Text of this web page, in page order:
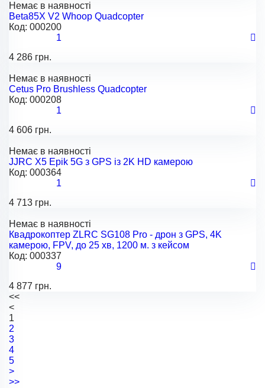
Немає в наявності
Beta85X V2 Whoop Quadcopter
Код: 000200
1
4 286 грн.
Немає в наявності
Cetus Pro Brushless Quadcopter
Код: 000208
1
4 606 грн.
Немає в наявності
JJRC X5 Epik 5G з GPS із 2K HD камерою
Код: 000364
1
4 713 грн.
Немає в наявності
Квадрокоптер ZLRC SG108 Pro - дрон з GPS, 4K
камерою, FPV, до 25 хв, 1200 м. з кейсом
Код: 000337
9
4 877 грн.
<<
<
1
2
3
4
5
>
>>